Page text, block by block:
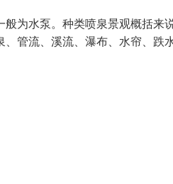
为水泵。种类喷泉景观概括来
管流、溪流、瀑布、水帘、跌